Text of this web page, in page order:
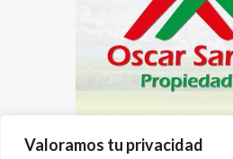
Valoramos tu privacidad